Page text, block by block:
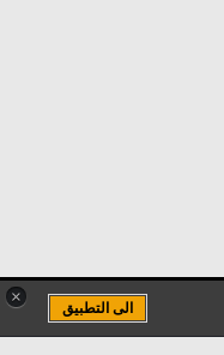
×
الى التطبيق